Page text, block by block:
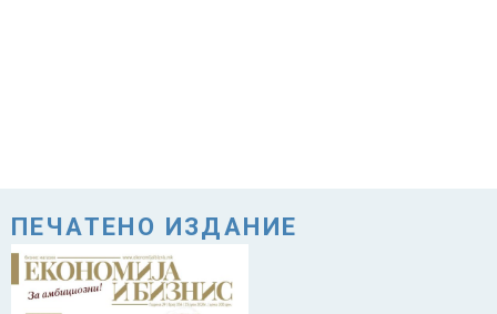
ПЕЧАТЕНО ИЗДАНИЕ